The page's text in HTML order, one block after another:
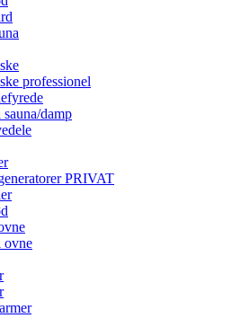
professionel
damp
PRIVAT
ovne